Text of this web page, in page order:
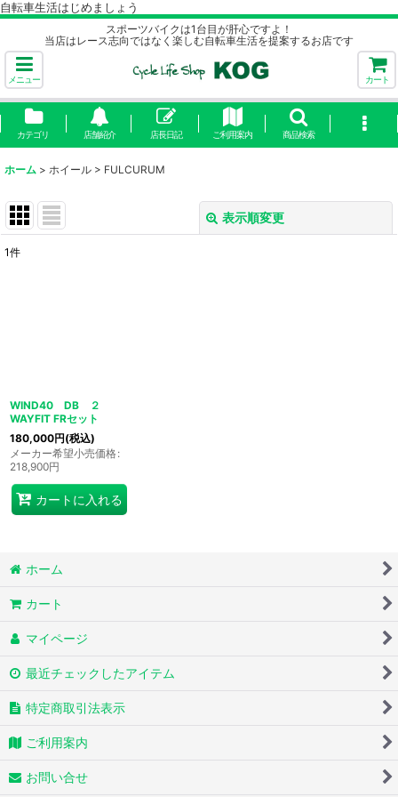
自転車生活はじめましょう
スポーツバイクは1台目が肝心ですよ！
当店はレース志向ではなく楽しむ自転車生活を提案するお店です
メニュー カート
カテゴリ 店舗紹介 店長日記 ご利用案内 商品検索
ホーム > ホイール > FULCURUM
表示順変更
1件
WIND40 DB ２
WAYFIT FRセット
180,000円(税込)
メーカー希望小売価格:
218,900円
カートに入れる
ホーム
カート
マイページ
最近チェックしたアイテム
特定商取引法表示
ご利用案内
お問い合せ